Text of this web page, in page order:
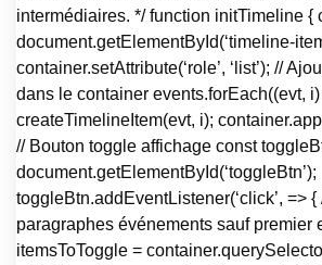
intermédiaires. */ function initTimeline {
document.getElementById(‘timeline-
container.setAttribute(‘role’, ‘list’); //
dans le container events.forEach((evt,
createTimelineItem(evt, i);
// Bouton toggle affichage const
document.getElementById(‘toggleBtn’);
toggleBtn.addEventListener(‘click’, =>
paragraphes événements sauf premier
itemsToToggle =